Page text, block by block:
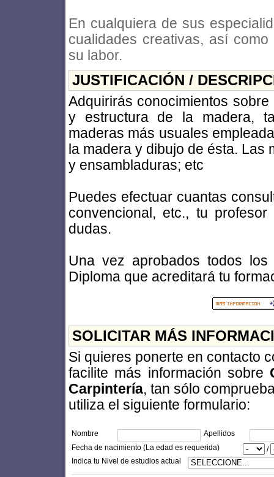
En cualquiera de sus
cualidades creativas, así
su labor.
JUSTIFICACIÓN /
Adquirirás conocimientos
y estructura de la madera,
maderas más usuales
la madera y dibujo de ésta.
y ensambladuras; etc
Puedes efectuar cuantas
convencional, etc., tu
dudas.
Una vez aprobados todos
Diploma que acreditará tu
SOLICITAR MÁS
Si quieres ponerte en contacto
facilite más información sobre
Carpintería, tan sólo
utiliza el siguiente formulario:
Nombre
Apellidos
Fecha de nacimiento (La edad es requerida)
/
Indica tu Nivel de estudios actual